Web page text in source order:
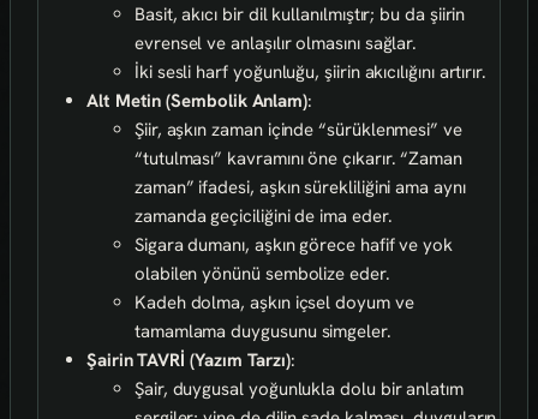
Basit, akıcı bir dil kullanılmıştır; bu da şiirin
evrensel ve anlaşılır olmasını sağlar.
İki sesli harf yoğunluğu, şiirin akıcılığını artırır.
Alt Metin (Sembolik Anlam):
Şiir, aşkın zaman içinde “sürüklenmesi” ve
“tutulması” kavramını öne çıkarır. “Zaman
zaman” ifadesi, aşkın sürekliliğini ama aynı
zamanda geçiciliğini de ima eder.
Sigara dumanı, aşkın görece hafif ve yok
olabilen yönünü sembolize eder.
Kadeh dolma, aşkın içsel doyum ve
tamamlama duygusunu simgeler.
Şairin TAVRİ (Yazım Tarzı):
Şair, duygusal yoğunlukla dolu bir anlatım